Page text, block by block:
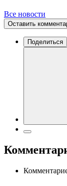
Все новости
Оставить
Поделиться